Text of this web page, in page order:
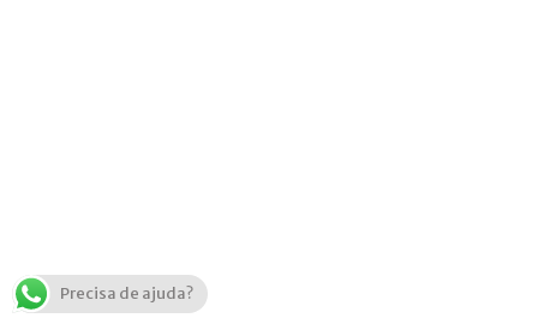
Precisa de ajuda?